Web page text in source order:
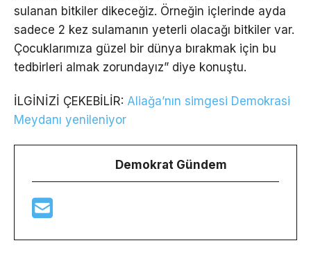
sulanan bitkiler dikeceğiz. Örneğin içlerinde ayda
sadece 2 kez sulamanın yeterli olacağı bitkiler var.
Çocuklarımıza güzel bir dünya bırakmak için bu
tedbirleri almak zorundayız” diye konuştu.
İLGİNİZİ ÇEKEBİLİR: Aliağa’nın simgesi Demokrasi
Meydanı yenileniyor
Demokrat Gündem